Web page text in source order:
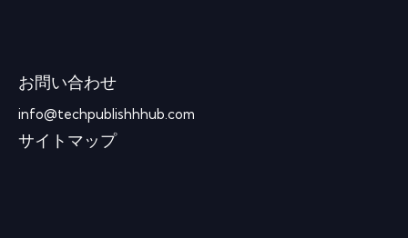
お問い合わせ
info@techpublishhhub.com
サイトマップ